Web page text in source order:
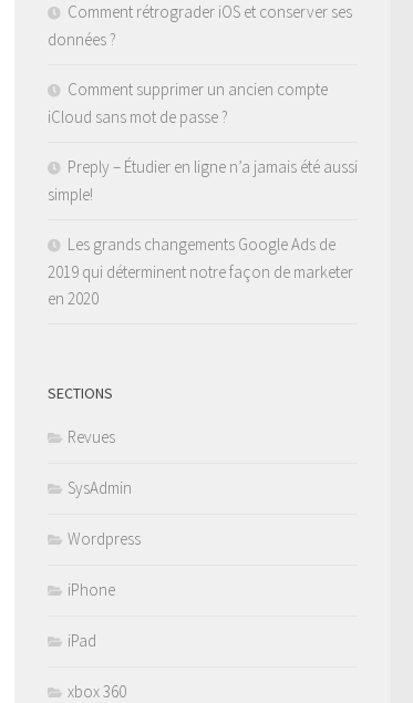
Comment rétrograder iOS et conserver ses
données ?
Comment supprimer un ancien compte
iCloud sans mot de passe ?
Preply – Étudier en ligne n’a jamais été aussi
simple!
Les grands changements Google Ads de
2019 qui déterminent notre façon de marketer
en 2020
SECTIONS
Revues
SysAdmin
Wordpress
iPhone
iPad
xbox 360